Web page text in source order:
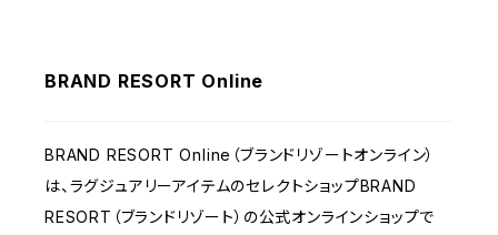
BRAND RESORT Online
BRAND RESORT Online（ブランドリゾートオンライン）
は、ラグジュアリーアイテムのセレクトショップBRAND
RESORT（ブランドリゾート）の公式オンラインショップで